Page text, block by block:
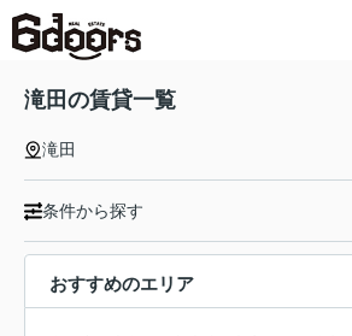
滝田の賃貸一覧
滝田
条件から探す
おすすめのエリア